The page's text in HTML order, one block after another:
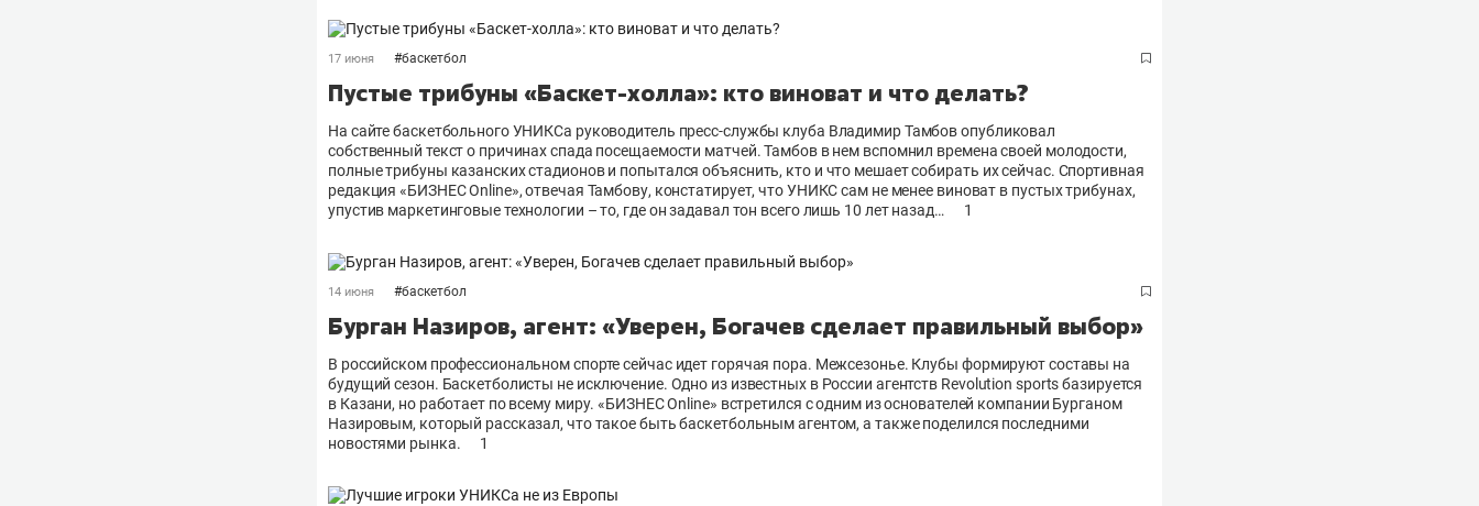
17 июня #баскетбол
Пустые трибуны «Баскет-холла»: кто виноват и что делать?
На сайте баскетбольного УНИКСа руководитель пресс-службы клуба Владимир Тамбов опубликовал
собственный текст о причинах спада посещаемости матчей. Тамбов в нем вспомнил времена своей молодости,
полные трибуны казанских стадионов и попытался объяснить, кто и что мешает собирать их сейчас. Спортивная
редакция «БИЗНЕС Online», отвечая Тамбову, констатирует, что УНИКС сам не менее виноват в пустых трибунах,
упустив маркетинговые технологии – то, где он задавал тон всего лишь 10 лет назад…
1
14 июня #баскетбол
Бурган Назиров, агент: «Уверен, Богачев сделает правильный выбор»
В российском профессиональном спорте сейчас идет горячая пора. Межсезонье. Клубы формируют составы на
будущий сезон. Баскетболисты не исключение. Одно из известных в России агентств Revolution sports базируется
в Казани, но работает по всему миру. «БИЗНЕС Online» встретился с одним из основателей компании Бурганом
Назировым, который рассказал, что такое быть баскетбольным агентом, а также поделился последними
новостями рынка.
1